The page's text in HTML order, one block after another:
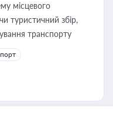
місцевого
туристичний збір,
плату за земельні ділянки, за паркування транспорту